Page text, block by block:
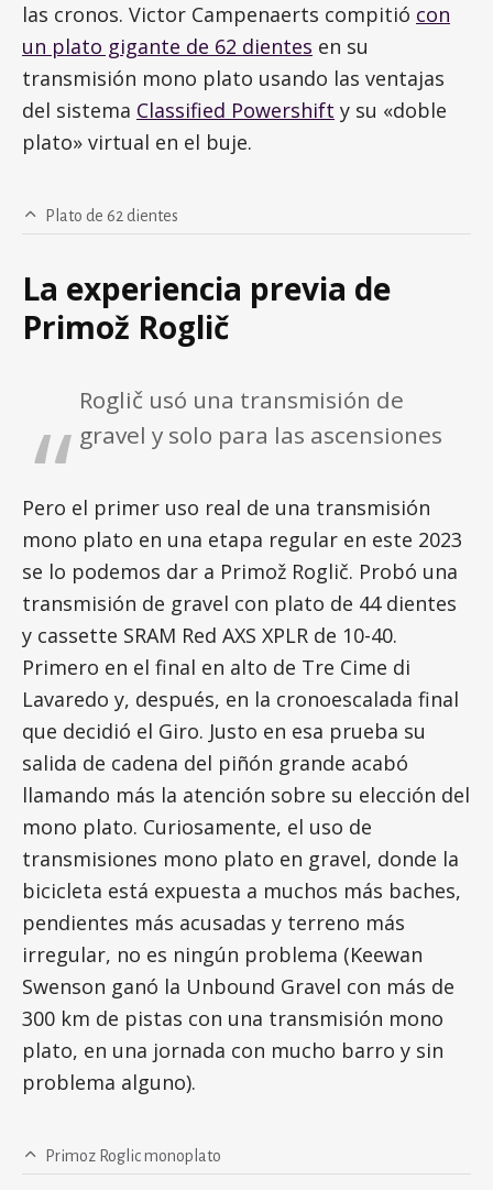
las cronos. Victor Campenaerts compitió con
un plato gigante de 62 dientes en su
transmisión mono plato usando las ventajas
del sistema Classified Powershift y su «doble
plato» virtual en el buje.
Plato de 62 dientes
La experiencia previa de
Primož Roglič
Roglič usó una transmisión de
gravel y solo para las ascensiones
Pero el primer uso real de una transmisión
mono plato en una etapa regular en este 2023
se lo podemos dar a Primož Roglič. Probó una
transmisión de gravel con plato de 44 dientes
y cassette SRAM Red AXS XPLR de 10-40.
Primero en el final en alto de Tre Cime di
Lavaredo y, después, en la cronoescalada final
que decidió el Giro. Justo en esa prueba su
salida de cadena del piñón grande acabó
llamando más la atención sobre su elección del
mono plato. Curiosamente, el uso de
transmisiones mono plato en gravel, donde la
bicicleta está expuesta a muchos más baches,
pendientes más acusadas y terreno más
irregular, no es ningún problema (Keewan
Swenson ganó la Unbound Gravel con más de
300 km de pistas con una transmisión mono
plato, en una jornada con mucho barro y sin
problema alguno).
Primoz Roglic monoplato